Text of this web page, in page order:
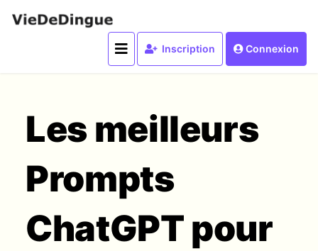
Inscription Connexion
Les meilleurs
Prompts
ChatGPT pour